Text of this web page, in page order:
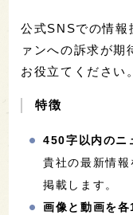
公式SNSでの情報
ァンへの訴求が期
お役立てください。
特徴
450字以内のニ
貴社の最新情
掲載します。
画像と動画を